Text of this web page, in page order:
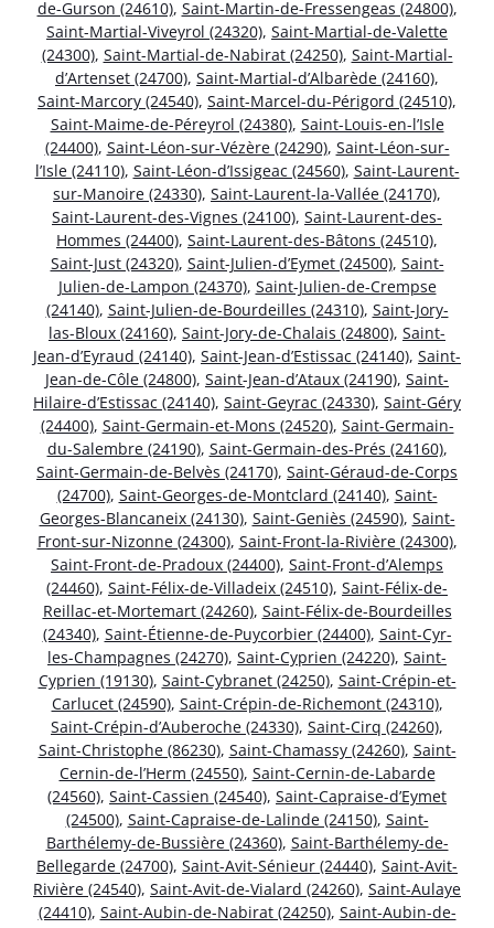
de-Gurson (24610), Saint-Martin-de-Fressengeas (24800),
Saint-Martial-Viveyrol (24320), Saint-Martial-de-Valette
(24300), Saint-Martial-de-Nabirat (24250), Saint-Martial-
d’Artenset (24700), Saint-Martial-d’Albarède (24160),
Saint-Marcory (24540), Saint-Marcel-du-Périgord (24510),
Saint-Maime-de-Péreyrol (24380), Saint-Louis-en-l’Isle
(24400), Saint-Léon-sur-Vézère (24290), Saint-Léon-sur-
l’Isle (24110), Saint-Léon-d’Issigeac (24560), Saint-Laurent-
sur-Manoire (24330), Saint-Laurent-la-Vallée (24170),
Saint-Laurent-des-Vignes (24100), Saint-Laurent-des-
Hommes (24400), Saint-Laurent-des-Bâtons (24510),
Saint-Just (24320), Saint-Julien-d’Eymet (24500), Saint-
Julien-de-Lampon (24370), Saint-Julien-de-Crempse
(24140), Saint-Julien-de-Bourdeilles (24310), Saint-Jory-
las-Bloux (24160), Saint-Jory-de-Chalais (24800), Saint-
Jean-d’Eyraud (24140), Saint-Jean-d’Estissac (24140), Saint-
Jean-de-Côle (24800), Saint-Jean-d’Ataux (24190), Saint-
Hilaire-d’Estissac (24140), Saint-Geyrac (24330), Saint-Géry
(24400), Saint-Germain-et-Mons (24520), Saint-Germain-
du-Salembre (24190), Saint-Germain-des-Prés (24160),
Saint-Germain-de-Belvès (24170), Saint-Géraud-de-Corps
(24700), Saint-Georges-de-Montclard (24140), Saint-
Georges-Blancaneix (24130), Saint-Geniès (24590), Saint-
Front-sur-Nizonne (24300), Saint-Front-la-Rivière (24300),
Saint-Front-de-Pradoux (24400), Saint-Front-d’Alemps
(24460), Saint-Félix-de-Villadeix (24510), Saint-Félix-de-
Reillac-et-Mortemart (24260), Saint-Félix-de-Bourdeilles
(24340), Saint-Étienne-de-Puycorbier (24400), Saint-Cyr-
les-Champagnes (24270), Saint-Cyprien (24220), Saint-
Cyprien (19130), Saint-Cybranet (24250), Saint-Crépin-et-
Carlucet (24590), Saint-Crépin-de-Richemont (24310),
Saint-Crépin-d’Auberoche (24330), Saint-Cirq (24260),
Saint-Christophe (86230), Saint-Chamassy (24260), Saint-
Cernin-de-l’Herm (24550), Saint-Cernin-de-Labarde
(24560), Saint-Cassien (24540), Saint-Capraise-d’Eymet
(24500), Saint-Capraise-de-Lalinde (24150), Saint-
Barthélemy-de-Bussière (24360), Saint-Barthélemy-de-
Bellegarde (24700), Saint-Avit-Sénieur (24440), Saint-Avit-
Rivière (24540), Saint-Avit-de-Vialard (24260), Saint-Aulaye
(24410), Saint-Aubin-de-Nabirat (24250), Saint-Aubin-de-